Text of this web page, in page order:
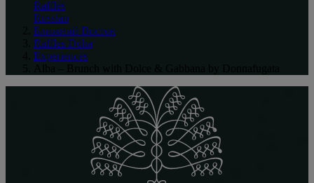
Raffles
Russian
Ближний Восток
Raffles Doha
Experiences